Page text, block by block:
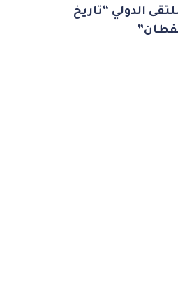
الدولي “تاريخ